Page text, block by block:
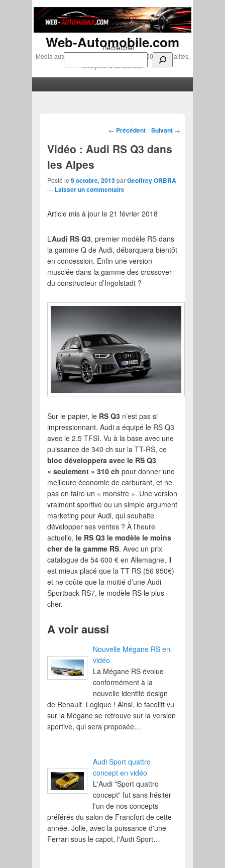
Rechercher
Web-Automobile.com
Média automobile indépendant depuis 2007 • Actualités,
analyses & tendances
Navigation des articles
← Précédent Suivant →
Vidéo : Audi RS Q3 dans
les Alpes
Posté le9 octobre, 2013parGeoffrey ORBRA
— Laisser un commentaire
Article mis à jour le 21 février 2018
L’Audi RS Q3, premier modèle RS dans
la gamme Q de Audi, débarquera bientôt
en concession. Enfin une version
musclée dans la gamme des crossover
du constructeur d’Ingolstadt ?
Sur le papier, le RS Q3 n’est pas si
impressionnant. Audi a équipé le RS Q3
avec le 2.5 TFSI. Vu à la base avec une
puissance de 340 ch sur la TT-RS, ce
bloc développera avec le RS Q3
« seulement » 310 ch pour donner une
meilleure économie de carburant, et ne
pas en faire un « monstre ». Une version
vraiment sportive ou un simple argument
marketing pour Audi, qui souhaite
développer ses ventes ? À l’heure
actuelle, le RS Q3 le modèle le moins
cher de la gamme RS. Avec un prix
catalogue de 54 600 € en Allemagne, il
est mieux placé que la TT RS (56 950€)
et ne coûte que la moitié d’une Audi
Sportback RS7, le modèle RS le plus
cher.
A voir aussi
Nouvelle Mégane RS en
vidéo
La Mégane RS évolue
conformément à la
nouvelle identité design
de Renault. Logique ! Ainsi, le facelift vu
sur la Mégane se retrouve sur la version
sportive, qui sera proposée…
Audi Sport quattro
concept en vidéo
L'Audi "Sport quattro
concept" fut sans hésiter
l'un de nos concepts
préférés du salon de Francfort de cette
année. Jolie, avec la puissance d'une
Ferrari sous le capot, l'Audi Sport…